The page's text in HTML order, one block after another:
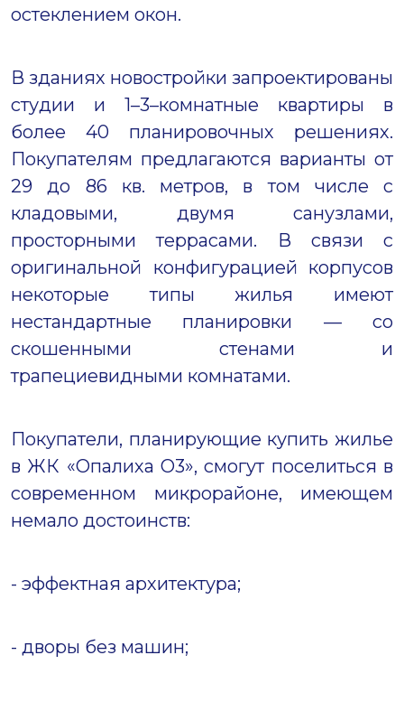
остеклением окон.
В зданиях новостройки запроектированы
студии и 1–3–комнатные квартиры в
более 40 планировочных решениях.
Покупателям предлагаются варианты от
29 до 86 кв. метров, в том числе с
кладовыми, двумя санузлами,
просторными террасами. В связи с
оригинальной конфигурацией корпусов
некоторые типы жилья имеют
нестандартные планировки — со
скошенными стенами и
трапециевидными комнатами.
Покупатели, планирующие купить жилье
в ЖК «Опалиха О3», смогут поселиться в
современном микрорайоне, имеющем
немало достоинств:
- эффектная архитектура;
- дворы без машин;